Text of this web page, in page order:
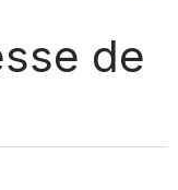
de